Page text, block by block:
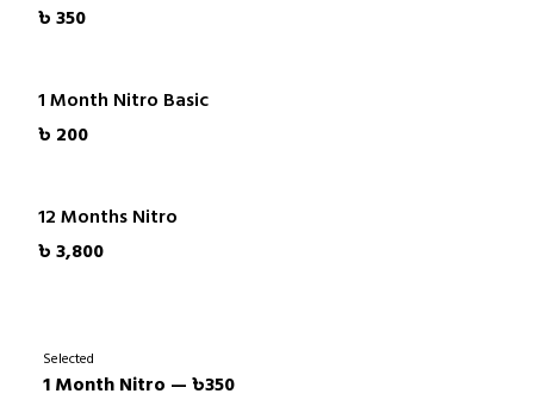
৳ 350
1 Month Nitro Basic
৳ 200
12 Months Nitro
৳ 3,800
Selected
1 Month Nitro — ৳350